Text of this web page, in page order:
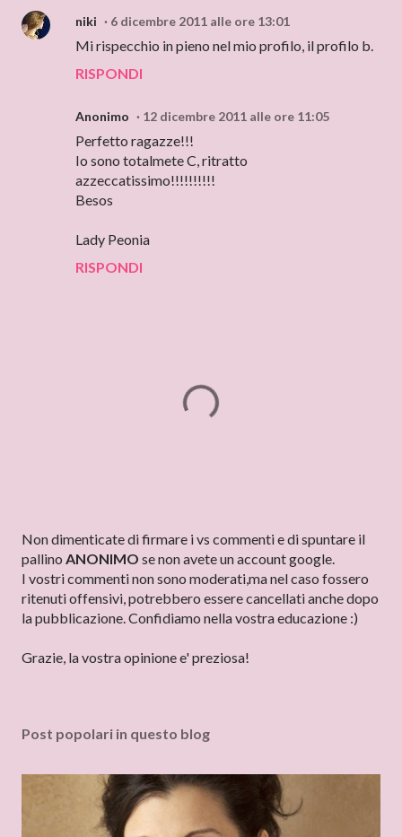
niki 6 dicembre 2011 alle ore 13:01
Mi rispecchio in pieno nel mio profilo, il profilo b.
RISPONDI
Anonimo 12 dicembre 2011 alle ore 11:05
Perfetto ragazze!!!
Io sono totalmete C, ritratto
azzeccatissimo!!!!!!!!!!
Besos
Lady Peonia
RISPONDI
P
o
s
t
a
n
m
n
Non dimenticate di firmare i vs commenti e di spuntare il
pallino ANONIMO se non avete un account google.
I vostri commenti non sono moderati,ma nel caso fossero
ritenuti offensivi, potrebbero essere cancellati anche dopo
la pubblicazione. Confidiamo nella vostra educazione :)
Grazie, la vostra opinione e' preziosa!
Post popolari in questo blog